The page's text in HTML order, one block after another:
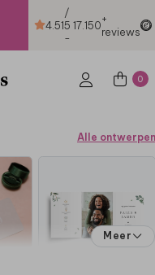
4.51
/
5
-
17.150+
reviews
0
Alle ontwerpen
Meer